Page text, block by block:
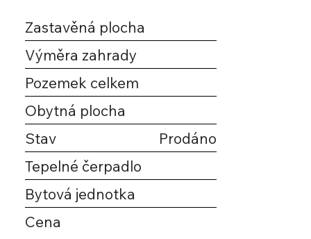
Zastavěná plocha
Prodáno
Stav
Výměra zahrady
Pozemek celkem
Cena
Bytová jednotka
Obytná plocha
Tepelné čerpadlo